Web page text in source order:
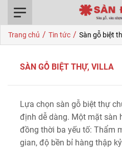
Trang chủ / Tin tức / Sàn gỗ biệt
SÀN GỖ BIỆT THỰ, VILLA
Lựa chọn sàn gỗ biệt thự
định dễ dàng. Một mặt sàn
đồng thời ba yếu tố: Thẩm
gian, độ bền bỉ hàng thập